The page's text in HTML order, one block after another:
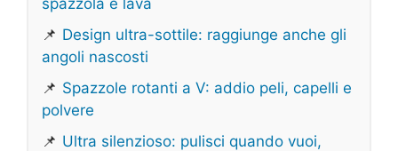
spazzola e lava
📌 Design ultra-sottile: raggiunge anche gli
angoli nascosti
📌 Spazzole rotanti a V: addio peli, capelli e
polvere
📌 Ultra silenzioso: pulisci quando vuoi,